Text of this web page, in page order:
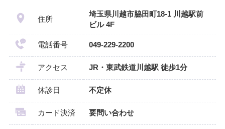
住所
埼玉県川越市脇田町18-1 川越駅前
ビル 4F
電話番号 049-229-2200
アクセス JR・東武鉄道川越駅 徒歩1分
休診日 不定休
カード決済 要問い合わせ